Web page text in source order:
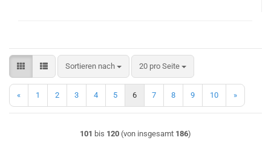
Sortieren nach
Sortieren nach 20 pro Seite
pro Seite
« 1 2 3 4 5 6 7 8 9 10 »
101 bis 120 (von insgesamt 186)